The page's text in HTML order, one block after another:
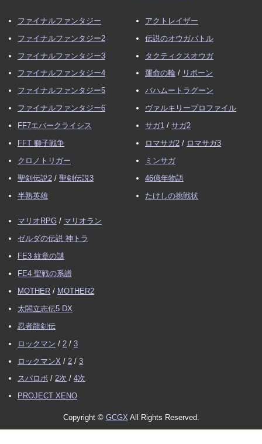
ファイナルファンタジー
ファイナルファンタジー2
ファイナルファンタジー3
ファイナルファンタジー4
ファイナルファンタジー5
ファイナルファンタジー6
FF7エバークライシス
FFT 獅子戦争
クロノトリガー
聖剣伝説2 / 聖剣伝説3
半熟英雄
アクトレイザー
伝説のオウガバトル
タクティクスオウガ
運命の輪 / リボーン
バハムートラグーン
ヴァルキリープロファイル
サガ1 / サガ2
ロマサガ2 / ロマサガ3
ミンサガ
46億年物語
たけしの挑戦状
マリオRPG / マリオラン
ゼルダの伝説 神トラ
FE3 紋章の謎
FE4 聖戦の系譜
MOTHER / MOTHER2
太閤立志伝5 DX
忍者龍剣伝
ロックマン / 2 / 3
ロックマンX / 2 / 3
スパロボ / 2次 / 4次
PROJECT XENO
Copyright © GCGXAll Rights Reserved.